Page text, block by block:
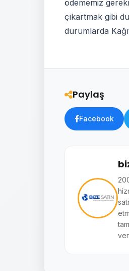
ödememiz
çıkartmak gibi
durumlarda
Paylaş
Facebook